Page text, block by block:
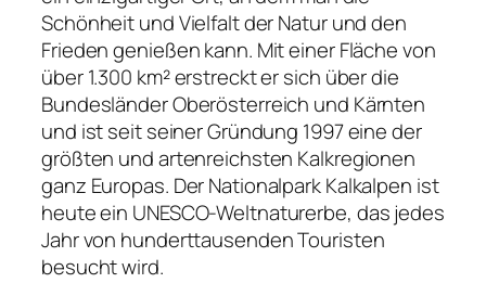
Schönheit und Vielfalt der Natur und den
Frieden genießen kann. Mit einer Fläche von
über 1.300 km² erstreckt er sich über die
Bundesländer Oberösterreich und Kärnten
und ist seit seiner Gründung 1997 eine der
größten und artenreichsten Kalkregionen
ganz Europas. Der Nationalpark Kalkalpen ist
heute ein UNESCO-Weltnaturerbe, das jedes
Jahr von hunderttausenden Touristen
besucht wird.